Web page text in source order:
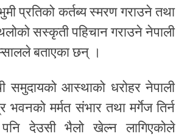
प्रतिको कर्तब्य स्मरण गराउने तथा
सस्कृती पहिचान गराउने नेपाली
बताएका छन् ।
समुदायको आस्थाको धरोहर नेपाली
मर्मत संभार तथा मर्गेज तिर्न
पनि देउसी भैलो खेल्न लागिएकोले